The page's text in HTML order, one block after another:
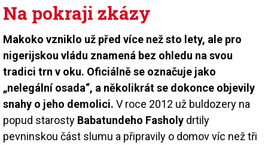
Na pokraji zkázy
Makoko vzniklo už před více než sto lety, ale pro
nigerijskou vládu znamená bez ohledu na svou
tradici trn v oku. Oficiálně se označuje jako
„nelegální osada“, a několikrát se dokonce objevily
snahy o jeho demolici. V roce 2012 už buldozery na
popud starosty Babatundeho Fasholy drtily
pevninskou část slumu a připravily o domov víc než tři